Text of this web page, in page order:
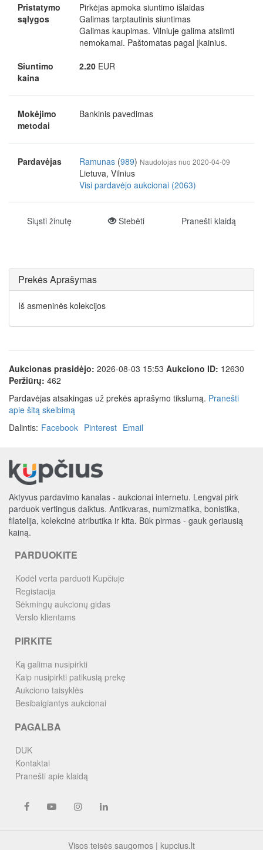
Pristatymo
sąlygos
Pirkėjas apmoka siuntimo išlaidas
Galimas tarptautinis siuntimas
Galimas kaupimas. Vilniuje galima atsiimti
nemokamai. Paštomatas pagal įkainius.
Siuntimo
kaina
2.20EUR
Mokėjimo
metodai
Bankinis pavedimas
Pardavėjas Ramunas(989) Naudotojas nuo 2020-04-09
Lietuva, Vilnius
Visi pardavėjo aukcionai (2063)
Siųsti žinutę Stebėti Pranešti klaidą
Prekės Aprašymas
Iš asmeninės kolekcijos
Aukcionas prasidėjo: 2026-08-03 15:53 Aukciono ID: 12630
Peržiūrų: 462
Pardavėjas atsakingas už prekės aprašymo tikslumą. Pranešti
apie šitą skelbimą
Dalintis: Facebook Pinterest Email
Aktyvus pardavimo kanalas - aukcionai internetu. Lengvai pirk
parduok vertingus daiktus. Antikvaras, numizmatika, bonistika,
filatelija, kolekcinė atributika ir kita. Būk pirmas - gauk geriausią
kainą.
PARDUOKITE
Kodėl verta parduoti Kupčiuje
Registacija
Sėkmingų aukcionų gidas
Verslo klientams
PIRKITE
Ką galima nusipirkti
Kaip nusipirkti patikusią prekę
Aukciono taisyklės
Besibaigiantys aukcionai
PAGALBA
DUK
Kontaktai
Pranešti apie klaidą
Visos teisės saugomos | kupcius.lt